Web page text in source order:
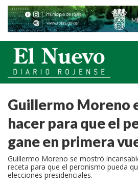
Guillermo Moreno
hacer para que el
gane en primera
Guillermo Moreno se mostró
receta para que el peronismo pueda
elecciones presidenciales.